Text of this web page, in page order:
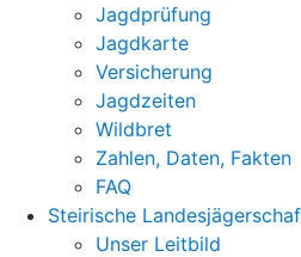
Jagdprüfung
Jagdkarte
Versicherung
Jagdzeiten
Wildbret
Zahlen, Daten, Fakten
FAQ
Steirische
Unser Leitbild